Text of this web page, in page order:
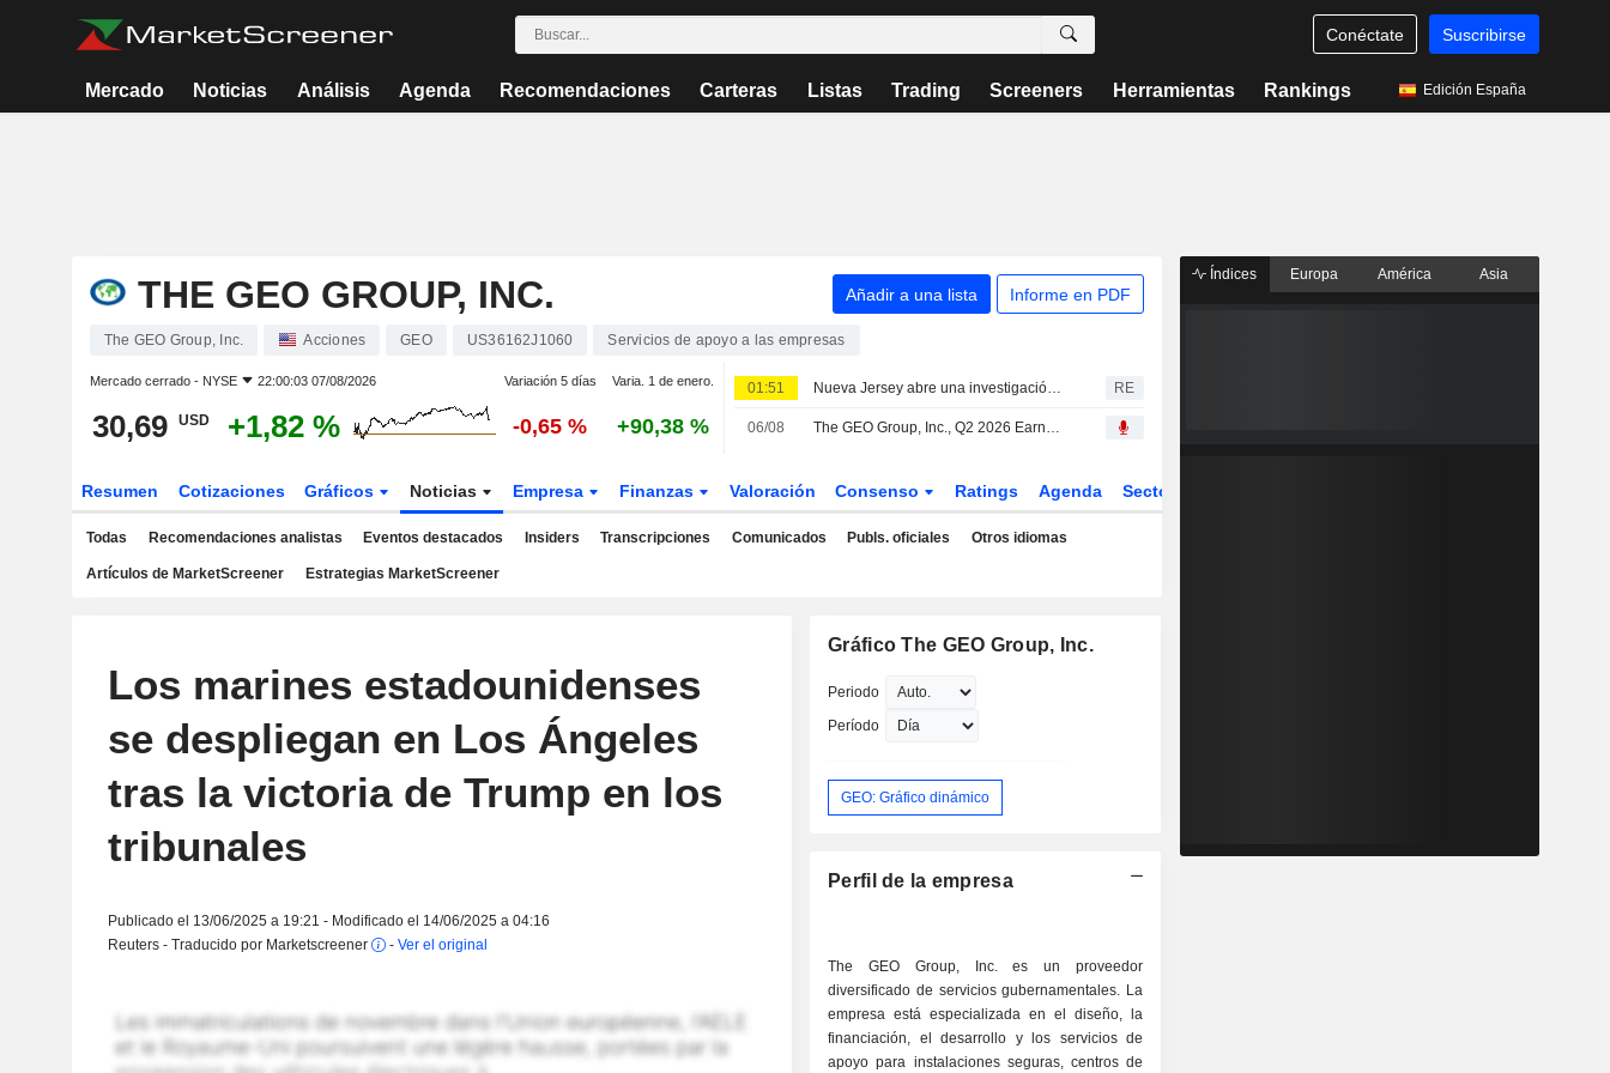
Conéctate Suscribirse
Mercado Noticias Análisis Agenda Recomendaciones Carteras Listas Trading Screeners Herramientas Rankings Edición España
THE GEO GROUP, INC. Añadir a una lista Informe en PDF
The GEO Group, Inc. Acciones GEO US36162J1060 Servicios de apoyo a las empresas
Mercado cerrado - NYSE 22:00:03 07/08/2026 Variación 5 días Varia. 1 de enero.
30,69 USD +1,82 % -0,65 % +90,38 %
01:51 Nueva Jersey abre una investigación de derechos civiles en un centro de detención privado del ICE en Newark RE
06/08 The GEO Group, Inc., Q2 2026 Earnings Call, Aug 06, 2026
Resumen Cotizaciones Gráficos Noticias Empresa Finanzas Valoración Consenso Ratings Agenda Sector
Todas Recomendaciones analistas Eventos destacados Insiders Transcripciones Comunicados Publs. oficiales Otros idiomas
Artículos de MarketScreener Estrategias MarketScreener
Los marines estadounidenses
se despliegan en Los Ángeles
tras la victoria de Trump en los
tribunales
Publicado el 13/06/2025 a 19:21 - Modificado el 14/06/2025 a 04:16
Reuters - Traducido por Marketscreener
- Ver el original
Gráfico The GEO Group, Inc.
Periodo
Período
GEO: Gráfico dinámico
Perfil de la empresa
The GEO Group, Inc. es un proveedor
diversificado de servicios gubernamentales. La
empresa está especializada en el diseño, la
financiación, el desarrollo y los servicios de
apoyo para instalaciones seguras, centros de
Índices Europa América Asia